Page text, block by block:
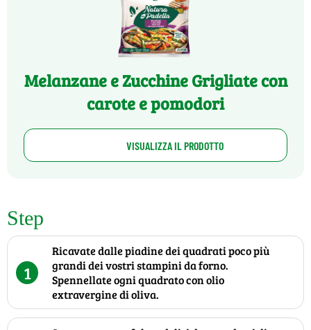
Melanzane e Zucchine Grigliate con
carote e pomodori
VISUALIZZA IL PRODOTTO
Step
1
Ricavate dalle piadine dei quadrati poco più
grandi dei vostri stampini da forno.
Spennellate ogni quadrato con olio
extravergine di oliva.